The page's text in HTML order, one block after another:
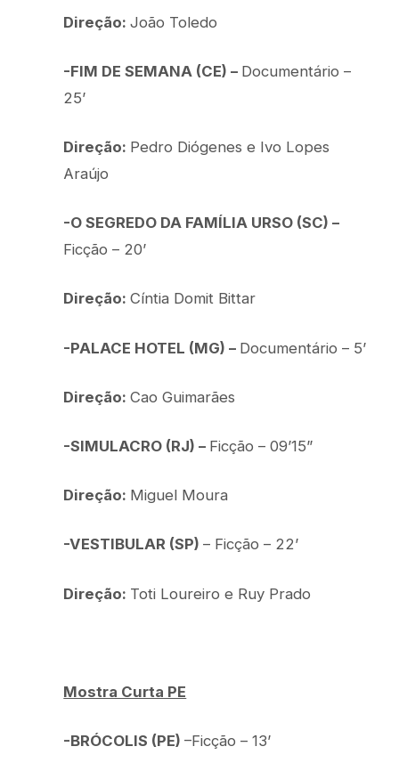
Direção:João Toledo
-FIM DE SEMANA (CE) – Documentário –
25’
Direção: Pedro Diógenes e Ivo Lopes
Araújo
-O SEGREDO DA FAMÍLIA URSO (SC) –
Ficção – 20’
Direção:Cíntia Domit Bittar
-PALACE HOTEL (MG) – Documentário – 5’
Direção:Cao Guimarães
-SIMULACRO (RJ) – Ficção – 09’15”
Direção: Miguel Moura
-VESTIBULAR (SP)– Ficção – 22’
Direção: Toti Loureiro e Ruy Prado
Mostra Curta PE
-BRÓCOLIS (PE)–Ficção – 13’